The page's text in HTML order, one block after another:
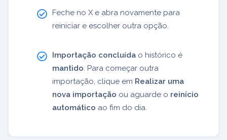
Feche no X e abra novamente para
reiniciar e escolher outra opção.
Importação concluída o histórico é
mantido . Para começar outra
importação, clique em Realizar uma
nova importação ou aguarde o reinício
automático ao fim do dia.